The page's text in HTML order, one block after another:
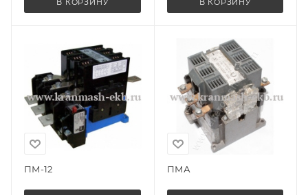
ПМ-12 ПМА